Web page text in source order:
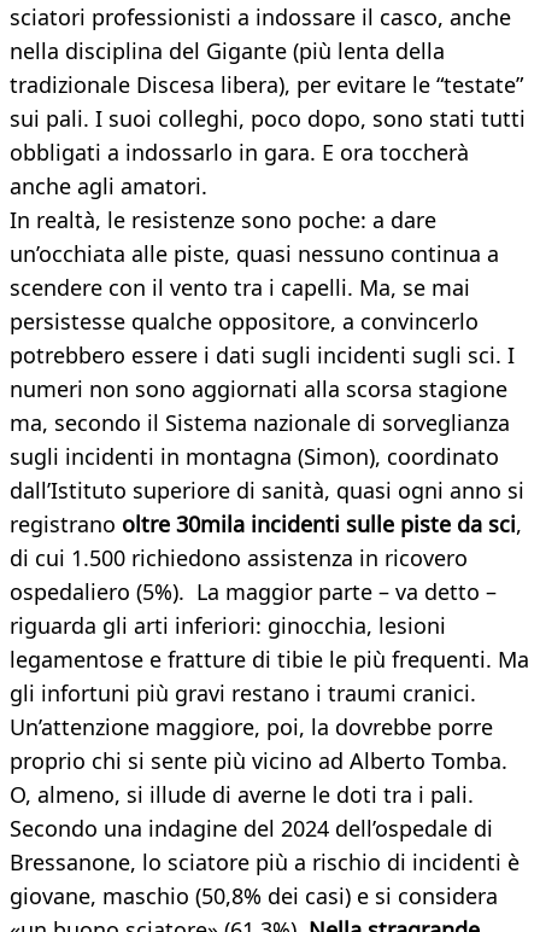
sciatori professionisti a indossare il casco, anche
nella disciplina del Gigante (più lenta della
tradizionale Discesa libera), per evitare le “testate”
sui pali. I suoi colleghi, poco dopo, sono stati tutti
obbligati a indossarlo in gara. E ora toccherà
anche agli amatori.
In realtà, le resistenze sono poche: a dare
un’occhiata alle piste, quasi nessuno continua a
scendere con il vento tra i capelli. Ma, se mai
persistesse qualche oppositore, a convincerlo
potrebbero essere i dati sugli incidenti sugli sci. I
numeri non sono aggiornati alla scorsa stagione
ma, secondo il Sistema nazionale di sorveglianza
sugli incidenti in montagna (Simon), coordinato
dall’Istituto superiore di sanità, quasi ogni anno si
registrano oltre 30mila incidenti sulle piste da sci,
di cui 1.500 richiedono assistenza in ricovero
ospedaliero (5%). La maggior parte – va detto –
riguarda gli arti inferiori: ginocchia, lesioni
legamentose e fratture di tibie le più frequenti. Ma
gli infortuni più gravi restano i traumi cranici.
Un’attenzione maggiore, poi, la dovrebbe porre
proprio chi si sente più vicino ad Alberto Tomba.
O, almeno, si illude di averne le doti tra i pali.
Secondo una indagine del 2024 dell’ospedale di
Bressanone, lo sciatore più a rischio di incidenti è
giovane, maschio (50,8% dei casi) e si considera